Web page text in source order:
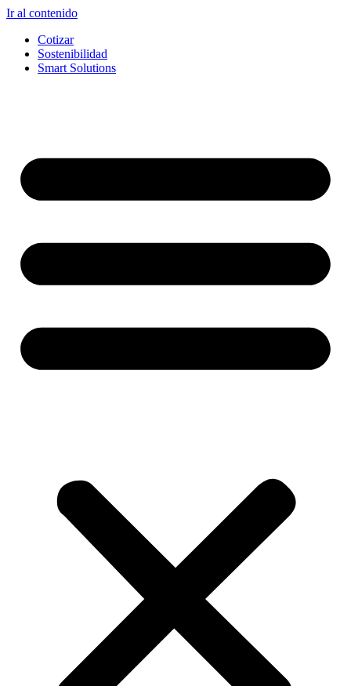
Ir al contenido
Cotizar
Sostenibilidad
Smart Solutions